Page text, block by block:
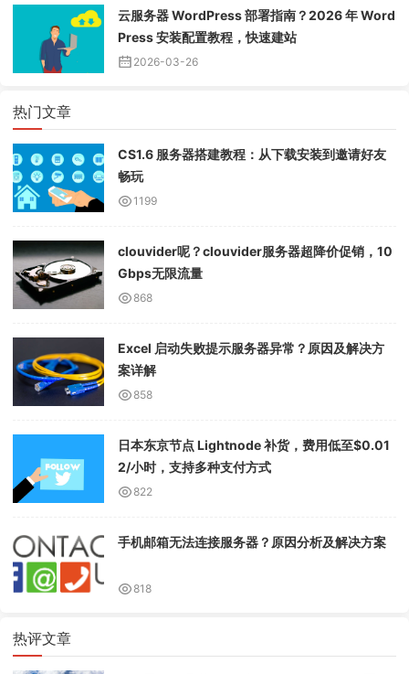
云服务器 WordPress 部署指南？2026 年 Word
Press 安装配置教程，快速建站
2026-03-26
热门文章
CS1.6 服务器搭建教程：从下载安装到邀请好友
畅玩
1199
clouvider呢？clouvider服务器超降价促销，10
Gbps无限流量
868
Excel 启动失败提示服务器异常？原因及解决方
案详解
858
日本东京节点 Lightnode 补货，费用低至$0.01
2/小时，支持多种支付方式
822
手机邮箱无法连接服务器？原因分析及解决方案
818
热评文章